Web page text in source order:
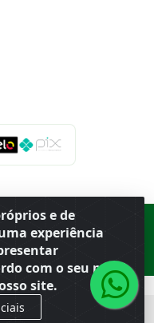
e de
experiência
com o seu perfil
site.
Ferreira ·BR
· CEP